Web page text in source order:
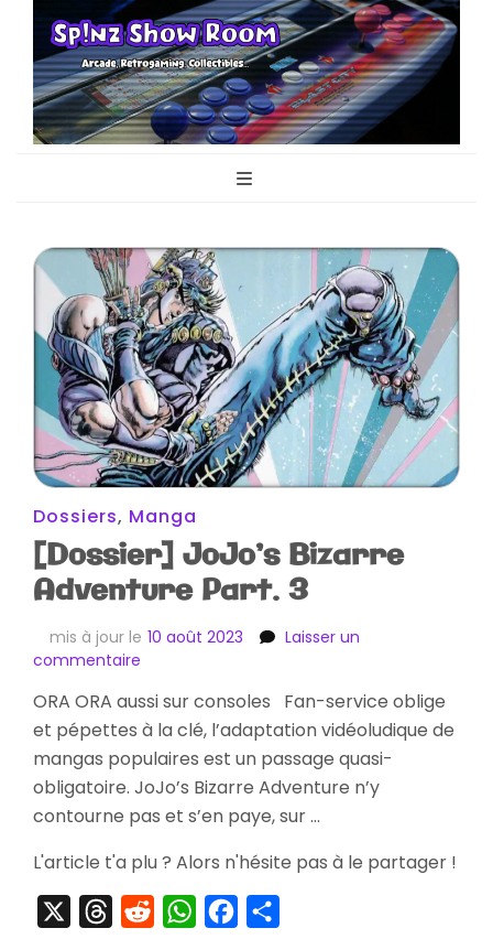
Sp!nz Show
Room
Dossiers, Manga
[Dossier] JoJo’s Bizarre
Adventure Part. 3
mis à jour le 10 août 2023
Laisser un
commentaire
JoJo’s
Bizarre
Adventure
3
ORA ORA aussi sur consoles Fan-service oblige
et pépettes à la clé, l’adaptation vidéoludique de
mangas populaires est un passage quasi-
obligatoire. JoJo’s Bizarre Adventure n’y
contourne pas et s’en paye, sur …
L'article t'a plu ? Alors n'hésite pas à le partager !
ThreadsRedditWhatsAppFacebook